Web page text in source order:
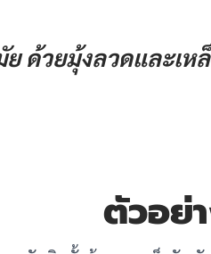
ด้วยมุ้งลวดและเห
ตัวอย่